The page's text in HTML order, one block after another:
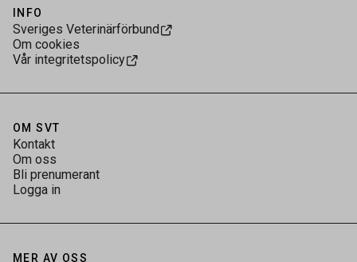
INFO
Sveriges Veterinärförbund
Om cookies
Vår integritetspolicy
OM SVT
Kontakt
Om oss
Bli prenumerant
Logga in
MER AV OSS